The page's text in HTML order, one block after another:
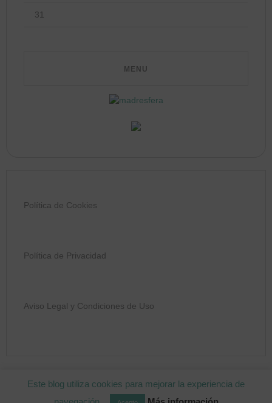
31
Política de Cookies
Política de Privacidad
Aviso Legal y Condiciones de Uso
COPYRIGHT © 2026 MIMOS PARA MAMÁ
Este blog utiliza cookies para mejorar la experiencia de